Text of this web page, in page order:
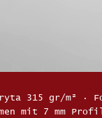
315 gr/m² ·
mit 7 mm